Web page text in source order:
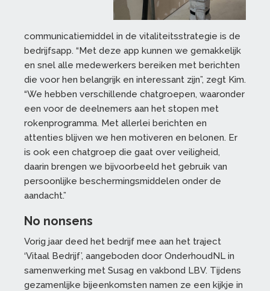
communicatiemiddel in de vitaliteitsstrategie is de
bedrijfsapp. “Met deze app kunnen we gemakkelijk
en snel alle medewerkers bereiken met berichten
die voor hen belangrijk en interessant zijn”, zegt Kim.
“We hebben verschillende chatgroepen, waaronder
een voor de deelnemers aan het stopen met
rokenprogramma. Met allerlei berichten en
attenties blijven we hen motiveren en belonen. Er
is ook een chatgroep die gaat over veiligheid,
daarin brengen we bijvoorbeeld het gebruik van
persoonlijke beschermingsmiddelen onder de
aandacht.”
No nonsens
Vorig jaar deed het bedrijf mee aan het traject
‘Vitaal Bedrijf’, aangeboden door OnderhoudNL in
samenwerking met Susag en vakbond LBV. Tijdens
gezamenlijke bijeenkomsten namen ze een kijkje in